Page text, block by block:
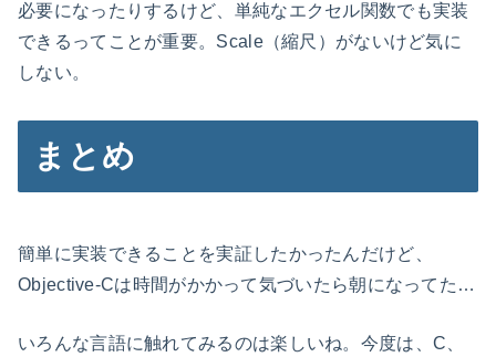
必要になったりするけど、単純なエクセル関数でも実装
できるってことが重要。Scale（縮尺）がないけど気に
しない。
まとめ
簡単に実装できることを実証したかったんだけど、
Objective-Cは時間がかかって気づいたら朝になってた…
いろんな言語に触れてみるのは楽しいね。今度は、C、